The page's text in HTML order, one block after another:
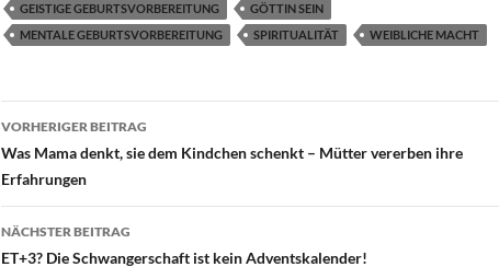
GEISTIGE GEBURTSVORBEREITUNG
GÖTTIN SEIN
MENTALE GEBURTSVORBEREITUNG
SPIRITUALITÄT WEIBLICHE MACHT
Beitragsnavigation
VORHERIGER BEITRAG
Was Mama denkt, sie dem Kindchen schenkt – Mütter vererben ihre
Erfahrungen
NÄCHSTER BEITRAG
ET+3? Die Schwangerschaft ist kein Adventskalender!